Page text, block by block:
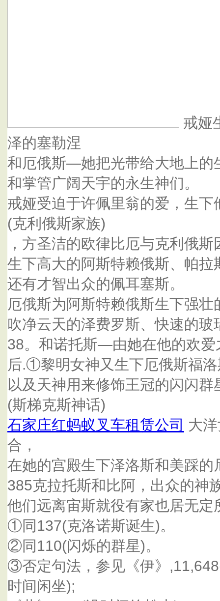
戒娅
泽的塞勒涅
和厄俄斯—她把光带给大地上的
和掌管广阔天宇的永生神们。
戒娅受迫于许佩里翁的爱，生下
(克利俄斯家族)
，方圣洁的欧律比厄与克利俄斯
生下高大的阿斯特赖俄斯、帕拉
还有才智出众的佩耳塞斯。
厄俄斯为阿斯特赖俄斯生下强壮
吹净云天的泽费罗斯、快速的玻
38。和诺托斯—由她在他的欢爱
后.①黎明女神又生下厄俄斯福
以及天神用来修饰王冠的闪闪
(斯梯克斯神话)
石家庄红蚂蚁叉车租赁公司 大
合，
在她的宫殿生下泽洛斯和美踩的
385克拉托斯和比阿，出众的神
他们远离宙斯就役有家也居无
①同137(克洛诺斯诞生)。
②同110(闪烁的群星)。
③否定句法，参见《伊》
时间闲坐);